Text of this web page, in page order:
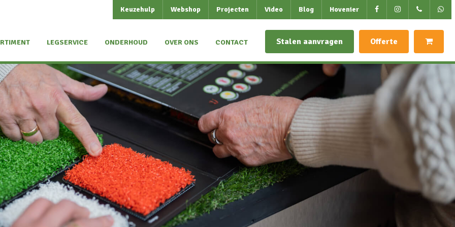
Keuzehulp Webshop Projecten Video Blog Hovenier
LEGSERVICE ONDERHOUD OVER ONS CONTACT Stalen aanvragen Offerte